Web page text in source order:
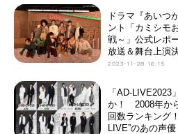
ドラマ『あいつ
ント「カミシモ
戦～」公式レポ
放送＆舞台上演
2023-11-28 16:15
「AD-LIVE2023
か！ 2008年か
回数ランキング
LIVE”のあの声優